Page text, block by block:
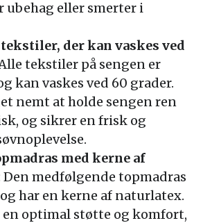
ubehag eller smerter i
der kan vaskes ved
tekstiler på sengen er
kan vaskes ved 60 grader.
nemt at holde sengen ren
og sikrer en frisk og
med kerne af
Den medfølgende topmadras
har en kerne af naturlatex.
en optimal støtte og komfort,